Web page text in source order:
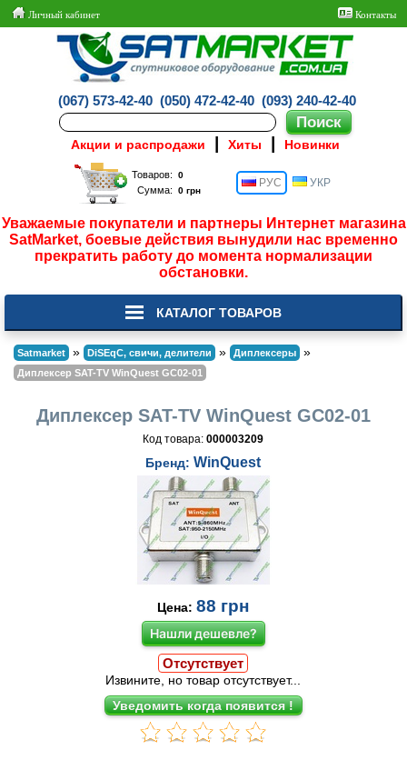
Личный кабинет Контакты
(067) 573-42-40 (050) 472-42-40 (093) 240-42-40
Акции и распродажи Хиты Новинки
Товаров:
Сумма:
РУС УКР
Уважаемые покупатели и партнеры Интернет магазина
SatMarket, боевые действия вынудили нас временно
прекратить работу до момента нормализации
обстановки.
КАТАЛОГ ТОВАРОВ
Satmarket » DiSEqC, свичи, делители » Диплексеры »
Диплексер SAT-TV WinQuest GC02-01
Диплексер SAT-TV WinQuest GC02-01
Код товара:000003209
Бренд:WinQuest
Цена: 88 грн
Нашли дешевле?
Отсутствует
Извините, но товар отсутствует...